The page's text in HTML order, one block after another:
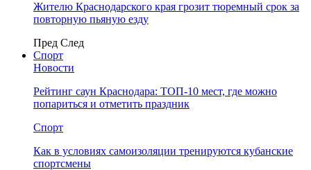
Жителю Краснодарского края грозит тюремный срок за
повторную пьяную езду
Пред След
Спорт
Новости
Рейтинг саун Краснодара: ТОП-10 мест, где можно
попариться и отметить праздник
Спорт
Как в условиях самоизоляции тренируются кубанские
спортсмены